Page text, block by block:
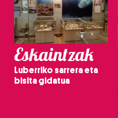
Eskaintzak
Luberriko sarrera eta
bisita gidatua